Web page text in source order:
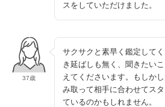
スをしていただけました。
37歳
サクサクと素早く鑑定して
き延ばしも無く、聞きたい
えてくださいます。もしか
み取って相手に合わせてス
ているのかもしれません。